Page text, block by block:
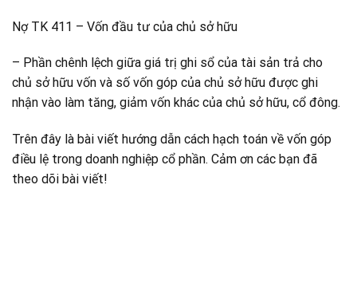
Nợ TK 411 – Vốn đầu tư của chủ sở hữu
– Phần chênh lệch giữa giá trị ghi sổ của tài sản trả cho
chủ sở hữu vốn và số vốn góp của chủ sở hữu được ghi
nhận vào làm tăng, giảm vốn khác của chủ sở hữu, cổ đông.
Trên đây là bài viết hướng dẫn cách hạch toán về vốn góp
điều lệ trong doanh nghiệp cổ phần. Cảm ơn các bạn đã
theo dõi bài viết!